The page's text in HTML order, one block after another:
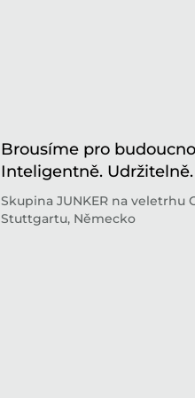
Brousíme pro
Inteligentně. Udržitelně.
Skupina JUNKER na veletrhu
Stuttgartu, Německo